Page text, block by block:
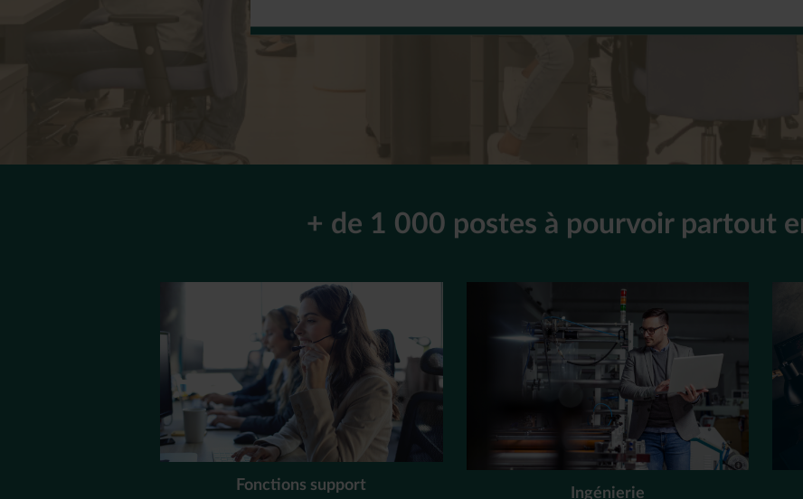
+ de 1 000 postes à pourvoir partout
Fonctions support
Ingénierie